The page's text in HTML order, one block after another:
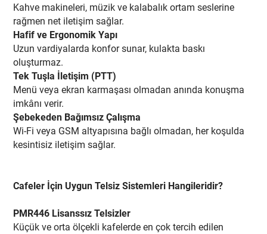
Kahve makineleri, müzik ve kalabalık ortam seslerine
rağmen net iletişim sağlar.
Hafif ve Ergonomik Yapı
Uzun vardiyalarda konfor sunar, kulakta baskı
oluşturmaz.
Tek Tuşla İletişim (PTT)
Menü veya ekran karmaşası olmadan anında konuşma
imkânı verir.
Şebekeden Bağımsız Çalışma
Wi-Fi veya GSM altyapısına bağlı olmadan, her koşulda
kesintisiz iletişim sağlar.
Cafeler İçin Uygun Telsiz Sistemleri Hangileridir?
PMR446 Lisanssız Telsizler
Küçük ve orta ölçekli kafelerde en çok tercih edilen